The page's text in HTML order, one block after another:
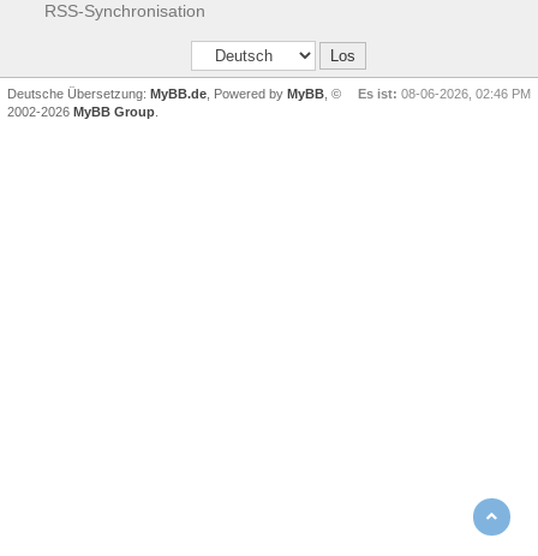
RSS-Synchronisation
Es ist: 08-06-2026, 02:46 PM
Deutsche Übersetzung: MyBB.de , Powered by MyBB , ©
2002-2026 MyBB Group